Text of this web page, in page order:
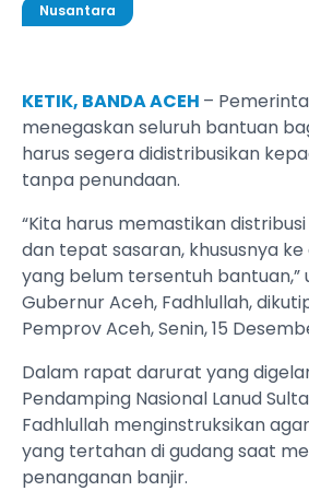
Nusantara
KETIK, BANDA ACEH –
menegaskan seluruh bantuan
harus segera didistribusikan
tanpa penundaan.
“Kita harus memastikan
dan tepat sasaran, khususnya
yang belum tersentuh bantuan,”
Gubernur Aceh, Fadhlullah,
Pemprov Aceh, Senin, 15
Dalam rapat darurat yang
Pendamping Nasional Lanud
Fadhlullah menginstruksikan
yang tertahan di gudang saat
penanganan banjir.